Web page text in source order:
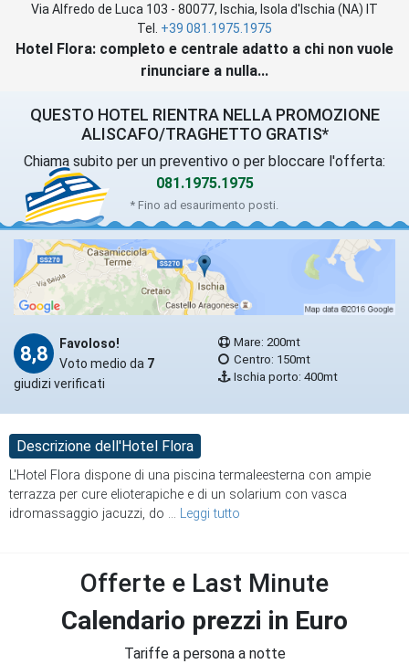
Via Alfredo de Luca 103 - 80077, Ischia, Isola d'Ischia (NA) IT
Tel. +39 081.1975.1975
Hotel Flora: completo e centrale adatto a chi non vuole
rinunciare a nulla...
QUESTO HOTEL RIENTRA NELLA PROMOZIONE
ALISCAFO/TRAGHETTO GRATIS*
Chiama subito per un preventivo o per bloccare l'offerta:
081.1975.1975
* Fino ad esaurimento posti.
8,8
Favoloso!
Voto medio da 7
giudizi verificati
Mare: 200mt
Centro: 150mt
Ischia porto: 400mt
Descrizione dell'Hotel Flora
L'Hotel Flora dispone di una piscina termaleesterna con ampie
terrazza per cure elioterapiche e di un solarium con vasca
idromassaggio jacuzzi, do ... Leggi tutto
Offerte e Last Minute
Calendario prezzi in Euro
Tariffe a persona a notte